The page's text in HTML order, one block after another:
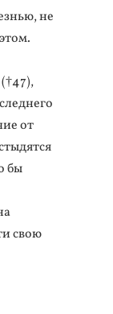
не
от
бы
свою